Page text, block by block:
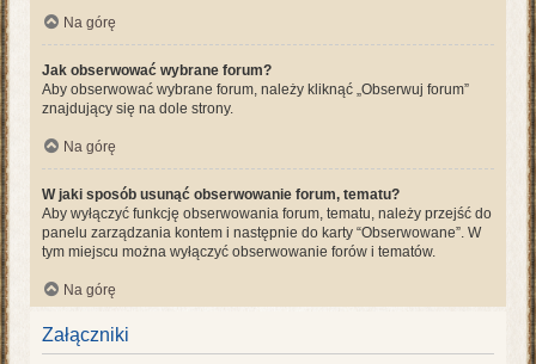
Na górę
Jak obserwować wybrane forum?
Aby obserwować wybrane forum, należy kliknąć „Obserwuj forum”
znajdujący się na dole strony.
Na górę
W jaki sposób usunąć obserwowanie forum, tematu?
Aby wyłączyć funkcję obserwowania forum, tematu, należy przejść do
panelu zarządzania kontem i następnie do karty “Obserwowane”. W
tym miejscu można wyłączyć obserwowanie forów i tematów.
Na górę
Załączniki